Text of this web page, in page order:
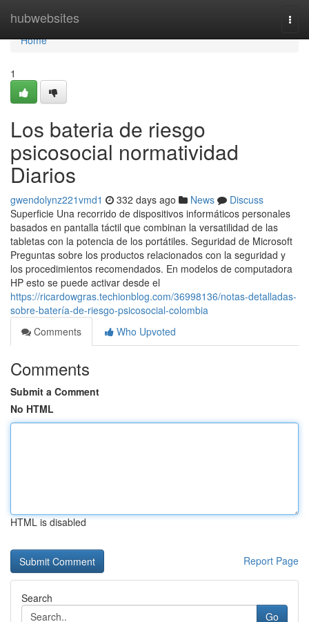
hubwebsites
Home
Home
1
Los bateria de riesgo
psicosocial normatividad
Diarios
gwendolynz221vmd1 332 days ago News
Discuss
Superficie Una recorrido de dispositivos informáticos personales
basados en pantalla táctil que combinan la versatilidad de las
tabletas con la potencia de los portátiles. Seguridad de Microsoft
Preguntas sobre los productos relacionados con la seguridad y
los procedimientos recomendados. En modelos de computadora
HP esto se puede activar desde el
https://ricardowgras.techionblog.com/36998136/notas-detalladas-
sobre-batería-de-riesgo-psicosocial-colombia
Comments
Who Upvoted
Comments
Submit a Comment
No HTML
HTML is disabled
Report Page
Search
Go